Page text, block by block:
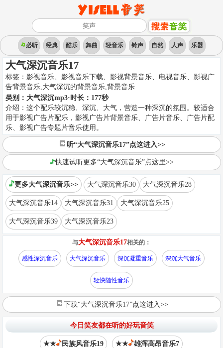
必听 经典 酷乐 舞曲 轻音乐 铃声 自然 人声 乐器
大气深沉音乐17
标签： 影视音乐、影视音乐下载、影视背景音乐、电视音乐、影视广
告背景音乐,大气深沉的背景音乐,背景音乐
类别： 大气深沉mp3·时长： 177秒
介绍： 这个配乐较沉稳、深沉、大气，营造一种深沉的氛围。较适合
用于影视广告片配乐，影视广告片背景音乐、广告片音乐、广告片配
乐、影视广告专题片音乐使用。
听“大气深沉音乐17”点这进入>>
快速试听更多“大气深沉音乐”点这里>>
更多大气深沉音乐>> 大气深沉音乐30 大气深沉音乐28
大气深沉音乐14 大气深沉音乐31 大气深沉音乐25
大气深沉音乐39 大气深沉音乐23
与大气深沉音乐17相关的：
感性深沉音乐 大气深沉音乐 深沉凝重音乐 深沉大气音乐
轻快随性音乐
下载“大气深沉音乐17”点这进入>>
今日笑友都在听的好玩音笑
★★ 民族风音乐19 ★★ 雄浑高昂音乐7